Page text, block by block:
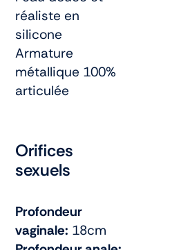
réaliste en
silicone
Armature
métallique 100%
articulée
Orifices
sexuels
Profondeur
vaginale: 18cm